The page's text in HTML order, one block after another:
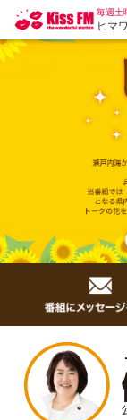
毎週土
ヒマ